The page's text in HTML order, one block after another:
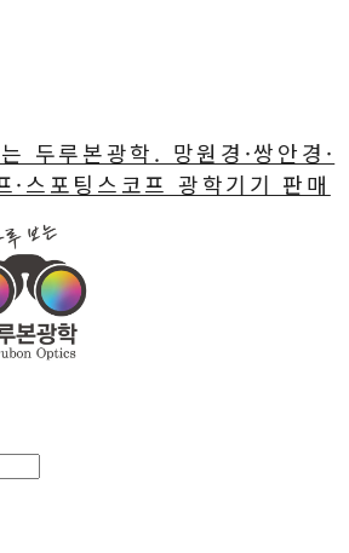
두루본광학. 망원경·쌍안경·
·스포팅스코프 광학기기 판매